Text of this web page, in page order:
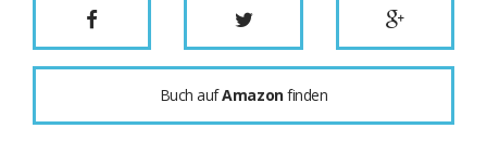
Buch aufAmazonfinden